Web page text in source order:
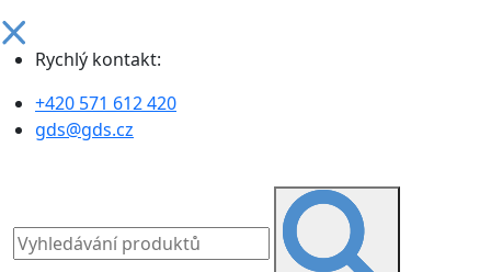
Rychlý kontakt:
+420 571 612 420
gds@gds.cz